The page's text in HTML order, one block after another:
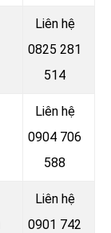
Liên hệ
0825 281
514
Liên hệ
0904 706
588
Liên hệ
0901 742